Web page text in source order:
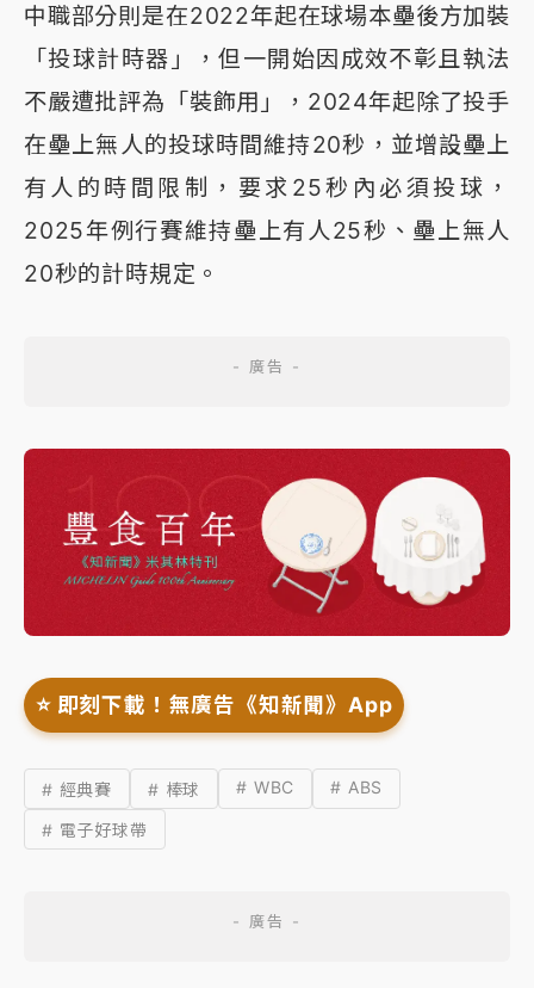
中職部分則是在2022年起在球場本壘後方加裝
「投球計時器」，但一開始因成效不彰且執法
不嚴遭批評為「裝飾用」，2024年起除了投手
在壘上無人的投球時間維持20秒，並增設壘上
有人的時間限制，要求25秒內必須投球，
2025年例行賽維持壘上有人25秒、壘上無人
20秒的計時規定。
⭐️ 即刻下載！無廣告《知新聞》App
# 經典賽 # 棒球 # WBC # ABS
# 電子好球帶